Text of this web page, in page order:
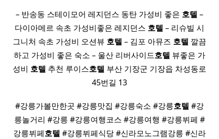
– 반송동 스테이모어 레지던스 동탄 가성비 좋은 호텔 –
다이아메르 속초 가성비좋은 레지던스 호텔 – 리슈빌 시
그니처 속초 가성비 오션뷰 호텔 – 김포 아뮤즈 호텔 깔끔
하고 가성비 좋은 숙소 – 울산 리버사이드호텔 뷰좋은 가
성비 호텔 추천 루이스호텔 부산 기장군 기장읍 차성동로
45번길 13
#강릉가볼만한곳 #강릉맛집 #강릉숙소 #강릉호텔 #강
릉놀거리 #강릉 #강릉여행코스 #강릉여행 #강릉뷔페 #
강릉뷔페호텔 #강릉뷔페식당 #신라모노그램강릉 #신라